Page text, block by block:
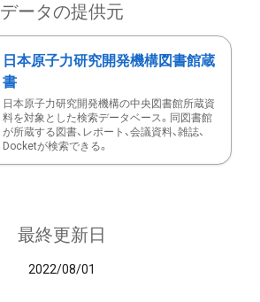
データの提供元
日本原子力研究開発機構図書館蔵
書
日本原子力研究開発機構の中央図書館所蔵資
料を対象とした検索データベース。同図書館
が所蔵する図書、レポート、会議資料、雑誌、
Docketが検索できる。
最終更新日
2022/08/01